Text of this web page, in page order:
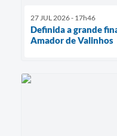
27 JUL 2026 - 17h46
Definida a grande
Amador de Valinhos